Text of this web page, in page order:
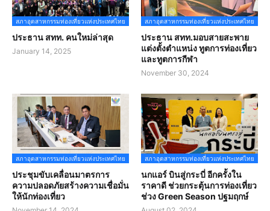
สภาอุตสาหกรรมท่องเที่ยวแห่งประเทศไทย
ประธาน สทท. คนใหม่ล่าสุด
January 14, 2025
สภาอุตสาหกรรมท่องเที่ยวแห่งประเทศไทย
ประธาน สทท.มอบสายสะพาย
แต่งตั้งตำแหน่ง ทูตการท่องเที่ยว
และทูตการกีฬา
November 30, 2024
สภาอุตสาหกรรมท่องเที่ยวแห่งประเทศไทย
ประชุมขับเคลื่อนมาตรการ
ความปลอดภัยสร้างความเชื่อมั่น
ให้นักท่องเที่ยว
สภาอุตสาหกรรมท่องเที่ยวแห่งประเทศไทย
นกแอร์ บินสู่กระบี่ อีกครั้งใน
ราคาดี ช่วยกระตุ้นการท่องเที่ยว
ช่วง Green Season ปฐมฤกษ์